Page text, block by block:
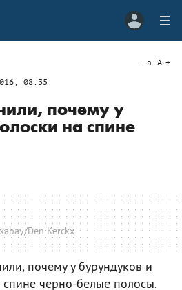
08:35
a A
почему у
на спине
Den Kerckx
почему у бурундуков и
черно-белые полосы.